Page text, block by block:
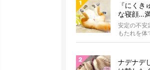
『にく
な寝顔…
主さんを
る寝相が
安定の不安
もたれを体
かり。そし
ナデナデ